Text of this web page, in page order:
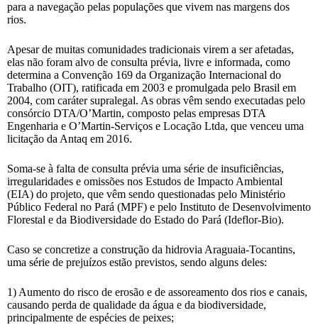
para a navegação pelas populações que vivem nas margens dos
rios.
Apesar de muitas comunidades tradicionais virem a ser afetadas,
elas não foram alvo de consulta prévia, livre e informada, como
determina a Convenção 169 da Organização Internacional do
Trabalho (OIT), ratificada em 2003 e promulgada pelo Brasil em
2004, com caráter supralegal. As obras vêm sendo executadas pelo
consórcio DTA/O’Martin, composto pelas empresas DTA
Engenharia e O’Martin-Serviços e Locação Ltda, que venceu uma
licitação da Antaq em 2016.
Soma-se à falta de consulta prévia uma série de insuficiências,
irregularidades e omissões nos Estudos de Impacto Ambiental
(EIA) do projeto, que vêm sendo questionadas pelo Ministério
Público Federal no Pará (MPF) e pelo Instituto de Desenvolvimento
Florestal e da Biodiversidade do Estado do Pará (Ideflor-Bio).
Caso se concretize a construção da hidrovia Araguaia-Tocantins,
uma série de prejuízos estão previstos, sendo alguns deles:
1) Aumento do risco de erosão e de assoreamento dos rios e canais,
causando perda de qualidade da água e da biodiversidade,
principalmente de espécies de peixes;